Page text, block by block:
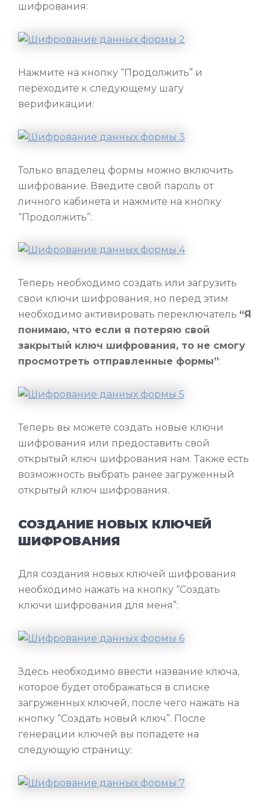
шифрования:
Нажмите на кнопку “Продолжить” и
переходите к следующему шагу
верификации:
Только владелец формы можно включить
шифрование. Введите свой пароль от
личного кабинета и нажмите на кнопку
“Продолжить”:
Теперь необходимо создать или загрузить
свои ключи шифрования, но перед этим
необходимо активировать переключатель “Я
понимаю, что если я потеряю свой
закрытый ключ шифрования, то не смогу
просмотреть отправленные формы”:
Теперь вы можете создать новые ключи
шифрования или предоставить свой
открытый ключ шифрования нам. Также есть
возможность выбрать ранее загруженный
открытый ключ шифрования.
СОЗДАНИЕ НОВЫХ КЛЮЧЕЙ
ШИФРОВАНИЯ
Для создания новых ключей шифрования
необходимо нажать на кнопку “Создать
ключи шифрования для меня”:
Здесь необходимо ввести название ключа,
которое будет отображаться в списке
загруженных ключей, после чего нажать на
кнопку “Создать новый ключ”. После
генерации ключей вы попадете на
следующую страницу: